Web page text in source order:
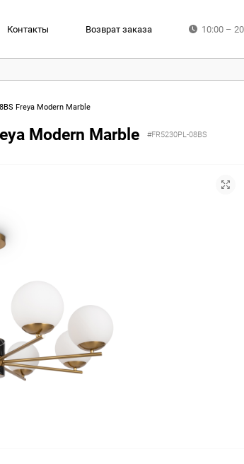
Контакты Возврат заказа 10:00 –
Freya Modern Marble
Modern Marble #FR5230PL-08BS